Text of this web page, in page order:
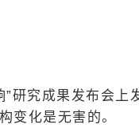
研究成果发布会上
变化是无害的。